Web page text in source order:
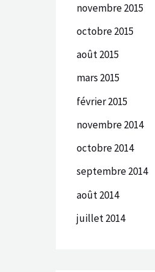
novembre 2015
octobre 2015
août 2015
mars 2015
février 2015
novembre 2014
octobre 2014
septembre 2014
août 2014
juillet 2014